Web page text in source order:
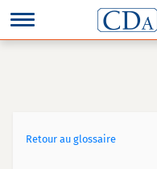
Retour au glossaire